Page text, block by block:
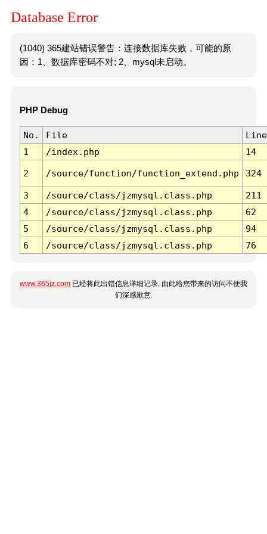
Database Error
(1040) 365建站错误警告：连接数据库失败，可能的原
因：1、数据库密码不对; 2、mysql未启动。
PHP Debug
No. File
Line
1
/index.php 14
2 /source/function/function_extend.php 324
3 /source/class/jzmysql.class.php
211
4
/source/class/jzmysql.class.php
62
5
/source/class/jzmysql.class.php
94
6
/source/class/jzmysql.class.php 76
www.365jz.com 已经将此出错信息详细记录, 由此给您带来的访问不便我
们深感歉意.